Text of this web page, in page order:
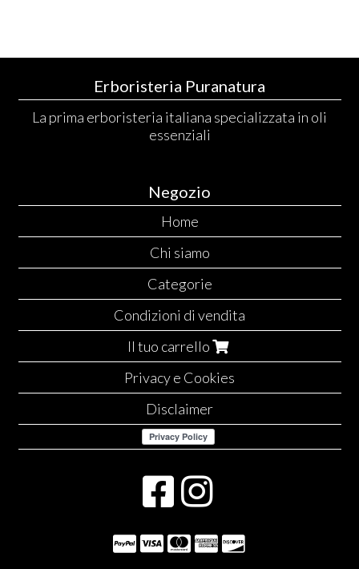
Erboristeria Puranatura
La prima erboristeria italiana specializzata in oli
essenziali
Negozio
Home
Chi siamo
Categorie
Condizioni di vendita
Il tuo carrello
Privacy e Cookies
Disclaimer